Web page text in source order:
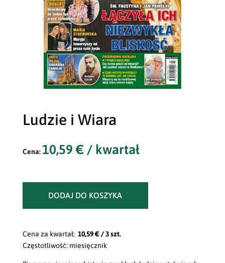
Ludzie i Wiara
10,59€/ kwartał
DODAJ DO KOSZYKA
Cena za kwartał: 10,59 € / 3 szt.
Częstotliwość: miesięcznik